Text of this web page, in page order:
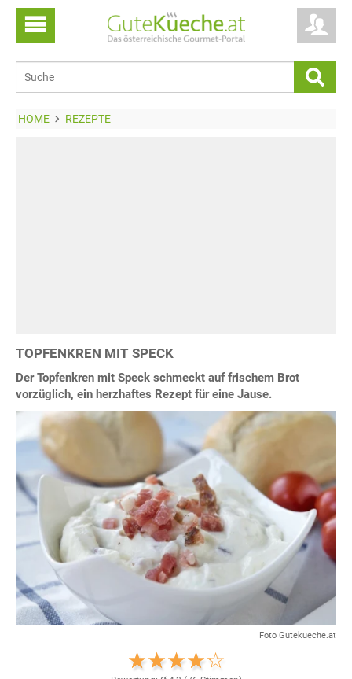
HOME REZEPTE
TOPFENKREN MIT SPECK
Der Topfenkren mit Speck schmeckt auf frischem Brot
vorzüglich, ein herzhaftes Rezept für eine Jause.
Foto Gutekueche.at